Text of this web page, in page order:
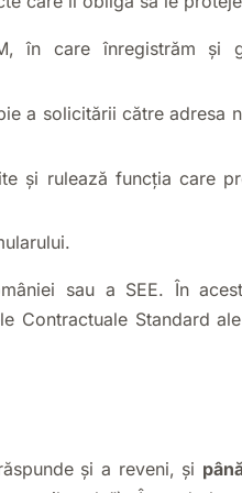
în care înregistrăm și
a solicitării către adresa
și rulează funcția care
sau a SEE. În
Contractuale Standard
și a reveni, și